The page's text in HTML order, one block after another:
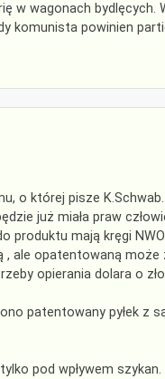
w wagonach bydlęcych.
komunista powinien
o której pisze
już miała praw
produktu mają kręgi NWO.
, ale opatentowaną
opierania dolara o
patentowany pyłek z
pod wpływem szykan.